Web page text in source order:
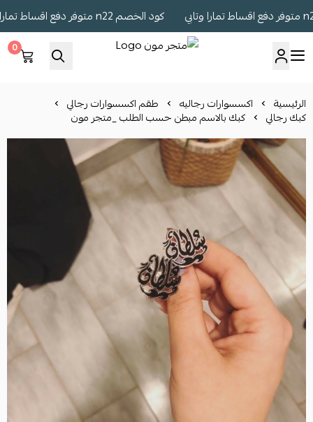
كود الخصم n22 متوفر دفع اقساط تمارا وتابي
0
الرئيسية اكسسوارات رجاليه طقم اكسسوارات رجالي
كبك رجالي كبك بالاسم مبطن حسب الطلب _متجر مون